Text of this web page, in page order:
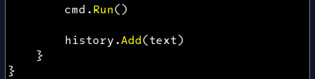
cmd .Run()
history .Add(text)
}
}